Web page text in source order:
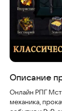
Описание
Онлайн РПГ
механика,